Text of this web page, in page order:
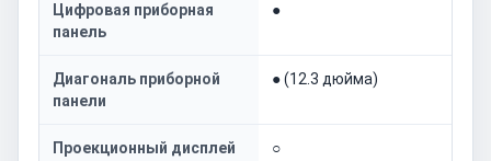
Цифровая приборная
панель
●
Диагональ приборной
панели
● (12.3 дюйма)
Проекционный дисплей ○